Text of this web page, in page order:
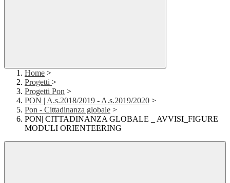
Home >
Progetti >
Progetti Pon >
PON | A.s.2018/2019 - A.s.2019/2020 >
Pon - Cittadinanza globale >
PON| CITTADINANZA GLOBALE _ AVVISI_FIGURE
MODULI ORIENTEERING